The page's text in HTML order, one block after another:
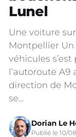
Lunel
Une voiture
Montpellier
véhicules
l’autoroute A9
direction de
se…
Dorian Le
Publié le 10/